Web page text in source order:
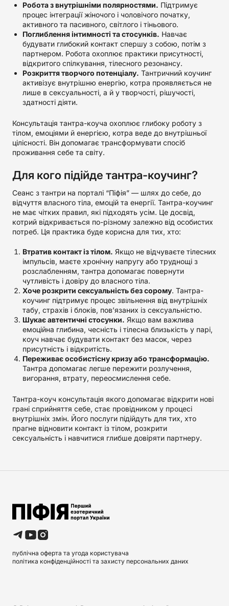
Робота з внутрішніми полярностями. Підтримує
процес інтеграції жіночого і чоловічого початку,
активного та пасивного, світлого і тіньового.
Поглиблення інтимності та стосунків. Навчає
будувати глибокий контакт спершу з собою, потім з
партнером. Робота охоплює практики присутності,
відкритого спілкування, тілесного резонансу.
Розкриття творчого потенціалу. Тантричний коучинг
активізує внутрішню енергію, котра проявляється не
лише в сексуальності, а й у творчості, рішучості,
здатності діяти.
Консультація тантра-коуча охоплює глибоку роботу з
тілом, емоціями й енергією, котра веде до внутрішньої
цілісності. Він допомагає трансформувати спосіб
проживання себе та світу.
Для кого підійде тантра-коучинг?
Сеанс з тантри на порталі “Піфія” — шлях до себе, до
відчуття власного тіла, емоцій та енергії. Тантра-коучинг
не має чітких правил, які підходять усім. Це досвід,
котрий відкривається по-різному залежно від особистих
потреб. Ця практика буде корисна для тих, хто:
Втратив контакт із тілом. Якщо не відчуваєте тілесних
імпульсів, маєте хронічну напругу або труднощі з
розслабленням, тантра допомагає повернути
чутливість і довіру до власного тіла.
Хоче розкрити сексуальність без сорому. Тантра-
коучинг підтримує процес звільнення від внутрішніх
табу, страхів і блоків, пов’язаних із сексуальністю.
Шукає автентичні стосунки. Якщо вам важлива
емоційна глибина, чесність і тілесна близькість у парі,
коуч навчає будувати контакт без масок, через
присутність і відкритість.
Переживає особистісну кризу або трансформацію.
Тантра допомагає легше пережити розлучення,
вигорання, втрату, переосмислення себе.
Тантра-коуч консультація якого допомагає відкрити нові
грані сприйняття себе, стає провідником у процесі
внутрішніх змін. Його послуги підійдуть для тих, хто
прагне відновити контакт із тілом, розкрити
сексуальність і навчитися глибше довіряти партнеру.
публічна оферта та угода користувача
політика конфіденційності та захисту персональних даних